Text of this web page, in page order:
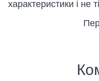
характеристики і не